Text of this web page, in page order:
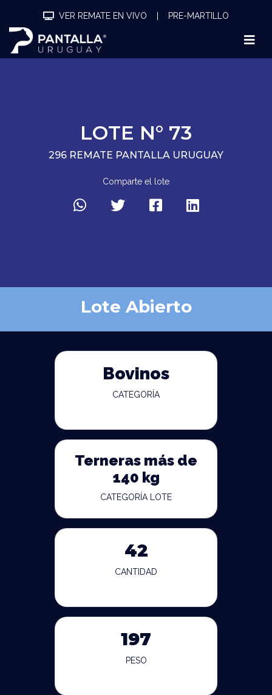
VER REMATE EN VIVO PRE-MARTILLO
LOTE N° 73
296 REMATE PANTALLA URUGUAY
Comparte el lote
Lote Abierto
Bovinos
CATEGORÍA
Terneras más de
140 kg
CATEGORÍA LOTE
42
CANTIDAD
197
PESO